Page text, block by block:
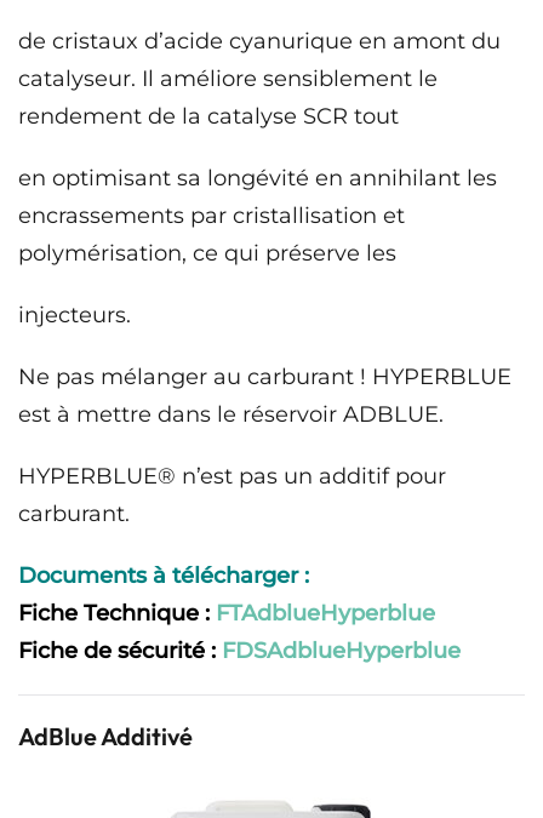
de cristaux d’acide cyanurique en amont du
catalyseur. Il améliore sensiblement le
rendement de la catalyse SCR tout
en optimisant sa longévité en annihilant les
encrassements par cristallisation et
polymérisation, ce qui préserve les
injecteurs.
Ne pas mélanger au carburant ! HYPERBLUE
est à mettre dans le réservoir ADBLUE.
HYPERBLUE® n’est pas un additif pour
carburant.
Documents à télécharger :
Fiche Technique : FTAdblueHyperblue
Fiche de sécurité : FDSAdblueHyperblue
AdBlue Additivé